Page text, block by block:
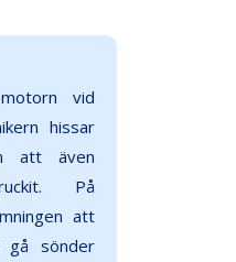
vid
hissar
att även
På
att
gå sönder